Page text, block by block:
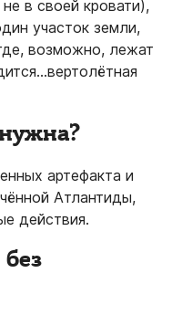
в своей кровати),
участок земли,
возможно, лежат
артефакта и
Атлантиды,
действия.